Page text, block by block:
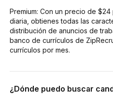
Premium: Con un precio de
diaria, obtienes todas las
distribución de anuncios de
banco de currículos de
currículos por mes.
¿Dónde puedo buscar